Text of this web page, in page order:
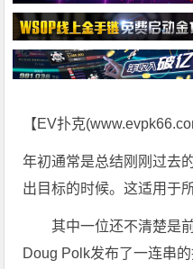
【EV扑克(
年初通常是总结刚刚过去
出目标的时候。这适用于
其中一位还不清楚是
Doug Polk发布了一连串